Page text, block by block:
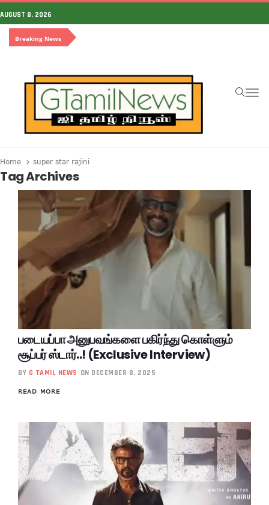
AUGUST 8, 2026
Breaking News
Home super star rajini
Tag Archives
படையப்பா அனுபவங்களை பகிர்ந்து கொள்ளும்
சூப்பர் ஸ்டார்..! (Exclusive Interview)
BY G TAMIL NEWS ON DECEMBER 8, 2025
READ MORE